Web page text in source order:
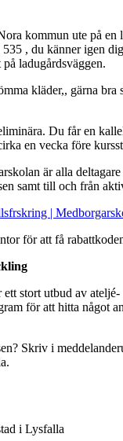
kommun ute på en
, du känner igen
ladugårdsväggen.
kläder,, gärna bra
Du får en
en vecka före
är alla
samt till och från
|
för att få
stort utbud av
för att hitta något
Skriv i
i Lysfalla